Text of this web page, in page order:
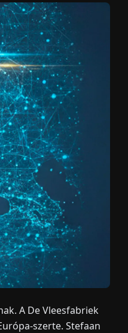
A De Vleesfabriek
szerte. Stefaan